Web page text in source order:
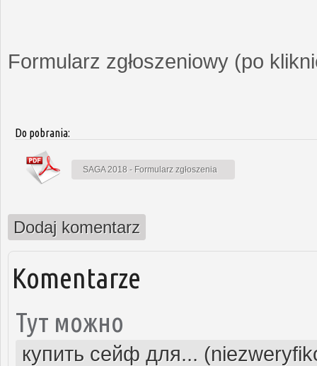
Formularz zgłoszeniowy (po
Do pobrania:
SAGA 2018 - Formularz zgłoszenia
Dodaj komentarz
Komentarze
Тут можно
купить сейф для...